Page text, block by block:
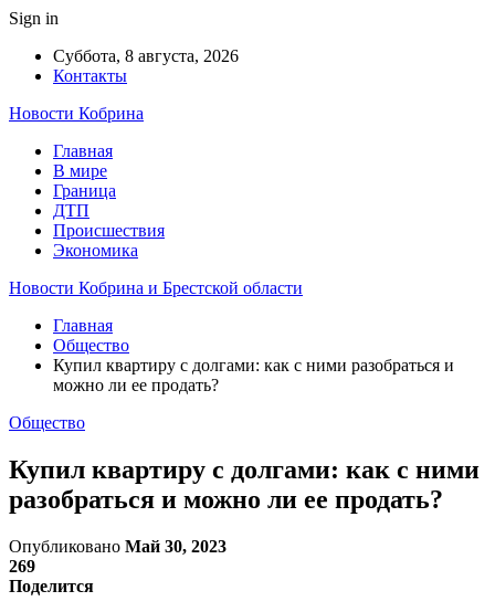
Sign in
Суббота, 8 августа, 2026
Контакты
Новости Кобрина
Главная
В мире
Граница
ДТП
Происшествия
Экономика
Новости Кобрина и Брестской области
Главная
Общество
Купил квартиру с долгами: как с ними разобраться и
можно ли ее продать?
Общество
Купил квартиру с долгами: как с ними
разобраться и можно ли ее продать?
Опубликовано Май 30, 2023
269
Поделится